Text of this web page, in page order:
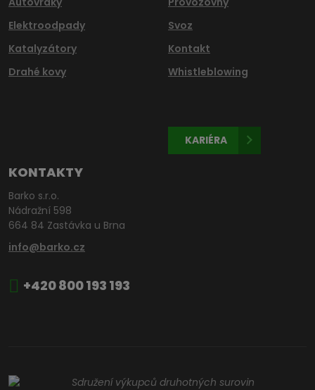
Elektroodpady
Katalyzátory
Drahé kovy
Svoz
Kontakt
Whistleblowing
KARIÉRA
KONTAKTY
Barko s.r.o.
Nádražní 598
664 84 Zastávka u Brna
info@barko.cz
+420 800 193 193